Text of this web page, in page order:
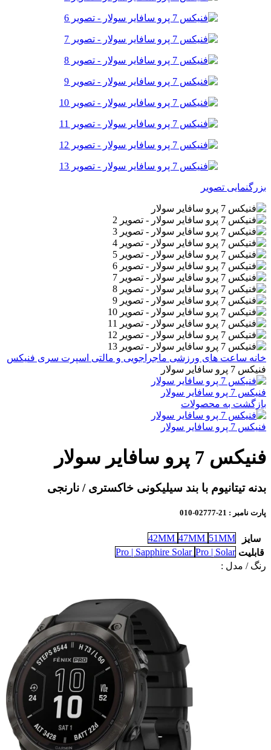
بزرگنمایی تصویر
خانه ساعت های ورزشی ماجراجویی و مالتی اسپرت سری فنیکس
فنیکس 7 پرو سافایر سولار
فنیکس 7 پرو سافایر سولار
بازگشت به محصولات
فنیکس 7 پرو سافایر سولار
فنیکس 7 پرو سافایر سولار
بدنه تیتانیوم با بند سیلیکونی خاکستری / نارنجی
پارت نامبر : 21-02777-010
سایز 42MM 47MM 51MM
قابلیت
Pro | Sapphire Solar Pro | Solar
رنگ / مدل :